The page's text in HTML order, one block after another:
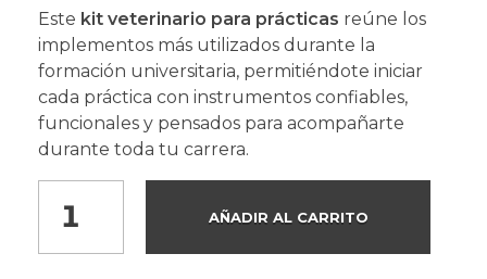
Este kit veterinario para prácticas reúne los
implementos más utilizados durante la
formación universitaria, permitiéndote iniciar
cada práctica con instrumentos confiables,
funcionales y pensados para acompañarte
durante toda tu carrera.
AÑADIR AL CARRITO